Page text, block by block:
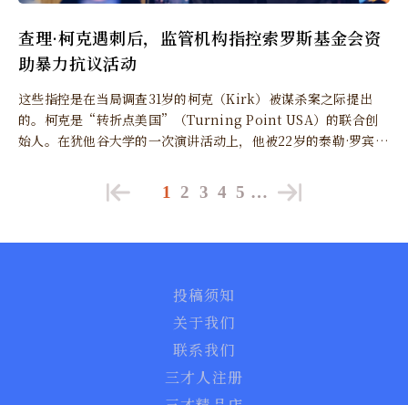
查理·柯克遇刺后，监管机构指控索罗斯基金会资
助暴力抗议活动
这些指控是在当局调查31岁的柯克（Kirk）被谋杀案之际提出
的。柯克是“转折点美国”（Turning Point USA）的联合创
始人。在犹他谷大学的一次演讲活动上，他被22岁的泰勒·罗宾逊
1 2 3 4 5 …
投稿须知
关于我们
联系我们
三才人注册